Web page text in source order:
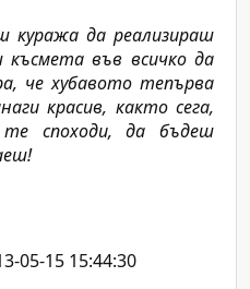
да реализираш
във всичко да
че хубавото тепърва
красив, както сега,
споходи, да бъдеш
05-15 15:44:30